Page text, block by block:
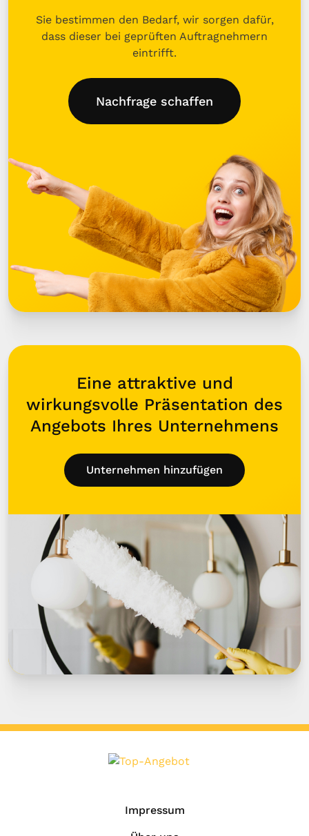
Sie bestimmen den Bedarf, wir sorgen dafür,
dass dieser bei geprüften Auftragnehmern
eintrifft.
Nachfrage schaffen
Eine attraktive und
wirkungsvolle Präsentation des
Angebots Ihres Unternehmens
Unternehmen hinzufügen
Impressum